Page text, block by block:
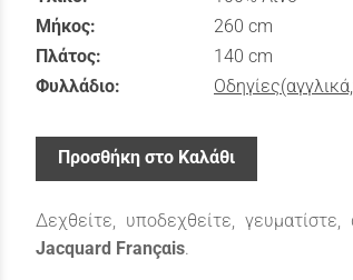
Μήκος:
260 cm
Πλάτος:
140 cm
Φυλλάδιο:
Προσθήκη στο Καλάθι
Δεχθείτε, υποδεχθείτε,
Jacquard Françαis.